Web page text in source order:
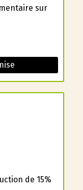
sur
de 15%